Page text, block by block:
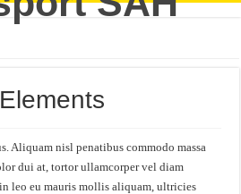
Aliquam nisl penatibus commodo massa
dui at, tortor ullamcorper vel diam
leo eu mauris mollis aliquam, ultricies